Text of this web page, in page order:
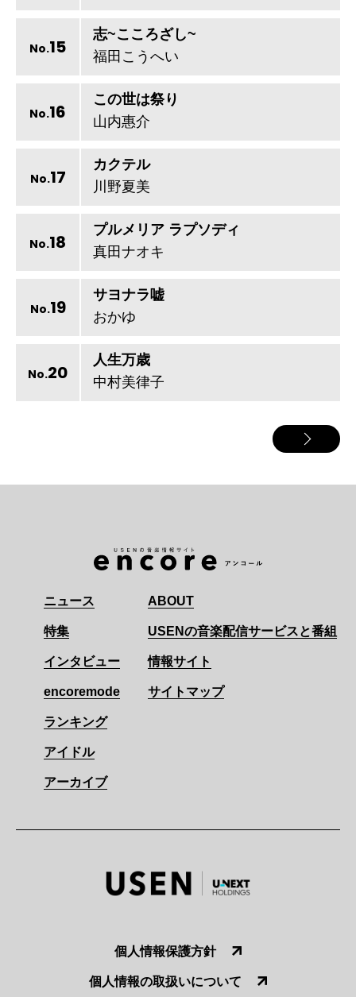
No.15
志~こころざし~
福田こうへい
No.16
この世は祭り
山内惠介
No.17
カクテル
川野夏美
No.18
プルメリア ラプソディ
真田ナオキ
No.19
サヨナラ嘘
おかゆ
No.20
人生万歳
中村美律子
ニュース
特集
インタビュー
encoremode
ランキング
アイドル
アーカイブ
ABOUT
USENの音楽配信サービスと番組
情報サイト
サイトマップ
個人情報保護方針
個人情報の取扱いについて